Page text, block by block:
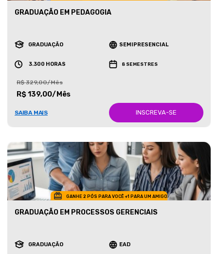
GRADUAÇÃO EM PEDAGOGIA
GRADUAÇÃO SEMIPRESENCIAL
3.300 HORAS 8 SEMESTRES
R$ 329,00/Mês
R$ 139,00/Mês
SAIBA MAIS INSCREVA-SE
GANHE 2 PÓS PARA VOCÊ +1 PARA UM AMIGO
GRADUAÇÃO EM PROCESSOS GERENCIAIS
GRADUAÇÃO EAD